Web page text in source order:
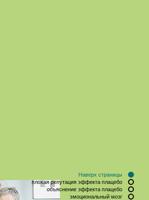
Наверх страницы
плохая репутация эффекта плацебо
объяснение эффекта плацебо
эмоциональный мозг